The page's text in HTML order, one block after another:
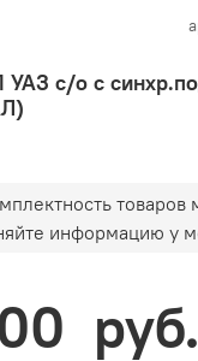
с/о с
товаров
информацию у
руб.